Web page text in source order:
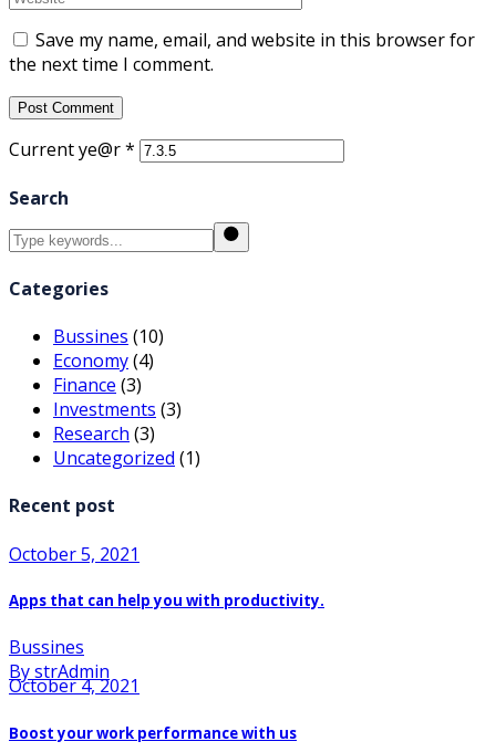
Save my name, email, and website in this browser for
the next time I comment.
Post Comment
Current ye@r*
Search
Categories
Bussines (10)
Economy(4)
Finance (3)
Investments (3)
Research (3)
Uncategorized (1)
Recent post
October 5, 2021
Apps that can help you with productivity.
Bussines
By strAdmin
October 4, 2021
Boost your work performance with us